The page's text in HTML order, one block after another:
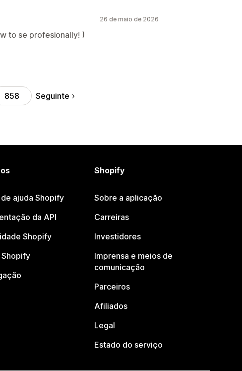
26 de maio de 2026
to se profesionally! )
858 Seguinte
ajuda Shopify
da API
Shopify
Shopify
Sobre a aplicação
Carreiras
Investidores
Imprensa e meios de
comunicação
Parceiros
Afiliados
Legal
Estado do serviço